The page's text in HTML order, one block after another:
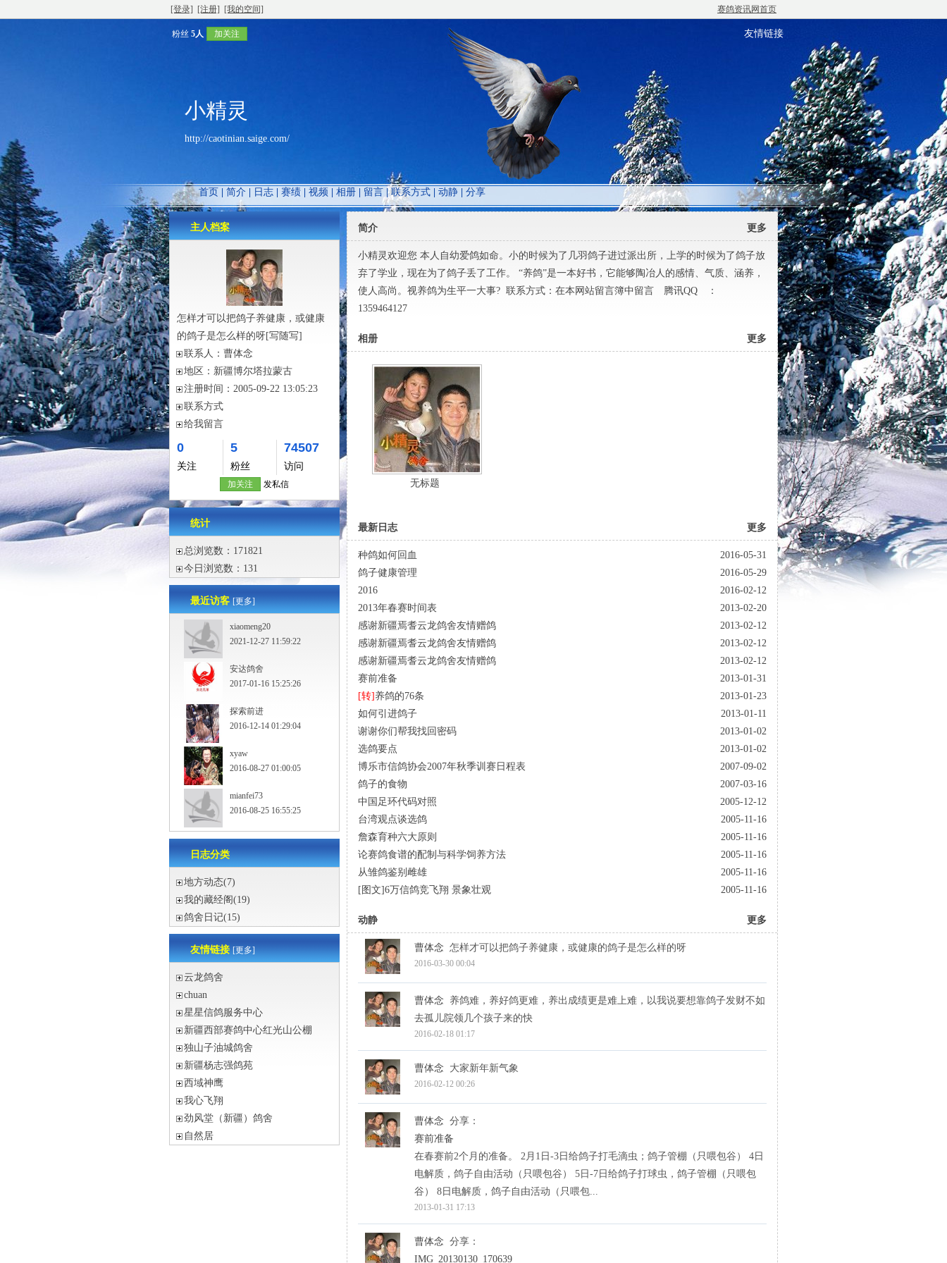
[登录] [注册] [我的空间] 赛鸽资讯网首页
粉丝 5人 加关注 友情链接
小精灵
http://caotinian.saige.com/
首页 简介 日志 赛绩 视频 相册 留言 |联系方式 动静 分享
主人档案
怎样才可以把鸽子养健康，或健康
的鸽子是怎么样的呀[写随写]
联系人： 曹体念
地区： 新疆博尔塔拉蒙古
注册时间： 2005-09-22 13:05:23
联系方式
给我留言
0
关注
5
粉丝
74507
访问
加关注 发私信
统计
总浏览数：171821
今日浏览数：131
最近访客[更多]
xiaomeng20
2021-12-27 11:59:22
安达鸽舍
2017-01-16 15:25:26
探索前进
2016-12-14 01:29:04
xyaw
2016-08-27 01:00:05
mianfei73
2016-08-25 16:55:25
日志分类
地方动态(7)
我的藏经阁(19)
鸽舍日记(15)
友情链接[更多]
云龙鸽舍
chuan
星星信鸽服务中心
新疆西部赛鸽中心红光山公棚
独山子油城鸽舍
新疆杨志强鸽苑
西域神鹰
我心飞翔
劲风堂（新疆）鸽舍
自然居
简介 更多
小精灵欢迎您 本人自幼爱鸽如命。小的时候为了几羽鸽子进过派出所，上学的时候为了鸽子放
弃了学业，现在为了鸽子丢了工作。 “养鸽”是一本好书，它能够陶冶人的感情、气质、涵养，
使人高尚。视养鸽为生平一大事? 联系方式：在本网站留言簿中留言 腾讯QQ ：
1359464127
相册 更多
无标题
最新日志 更多
2016-05-31
种鸽如何回血
2016-05-29
鸽子健康管理
2016-02-12
2016
2013-02-20
2013年春赛时间表
2013-02-12
感谢新疆焉耆云龙鸽舍友情赠鸽
2013-02-12
感谢新疆焉耆云龙鸽舍友情赠鸽
2013-02-12
感谢新疆焉耆云龙鸽舍友情赠鸽
2013-01-31
赛前准备
2013-01-23
[转] 养鸽的76条
2013-01-11
如何引进鸽子
2013-01-02
谢谢你们帮我找回密码
2013-01-02
选鸽要点
2007-09-02
博乐市信鸽协会2007年秋季训赛日程表
2007-03-16
鸽子的食物
2005-12-12
中国足环代码对照
2005-11-16
台湾观点谈选鸽
2005-11-16
詹森育种六大原则
2005-11-16
论赛鸽食谱的配制与科学饲养方法
2005-11-16
从雏鸽鉴别雌雄
2005-11-16
[图文]6万信鸽竞飞翔 景象壮观
动静 更多
曹体念 怎样才可以把鸽子养健康，或健康的鸽子是怎么样的呀
2016-03-30 00:04
曹体念 养鸽难，养好鸽更难，养出成绩更是难上难，以我说要想靠鸽子发财不如
去孤儿院领几个孩子来的快
2016-02-18 01:17
曹体念 大家新年新气象
2016-02-12 00:26
曹体念 分享：
赛前准备
在春赛前2个月的准备。 2月1日-3日给鸽子打毛滴虫；鸽子管棚（只喂包谷） 4日
电解质，鸽子自由活动（只喂包谷） 5日-7日给鸽子打球虫，鸽子管棚（只喂包
谷） 8日电解质，鸽子自由活动（只喂包...
2013-01-31 17:13
曹体念 分享：
IMG_20130130_170639